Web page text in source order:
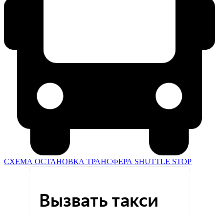
СХЕМА ОСТАНОВКА ТРАНСФЕРА SHUTTLE STOP
Вызвать такси